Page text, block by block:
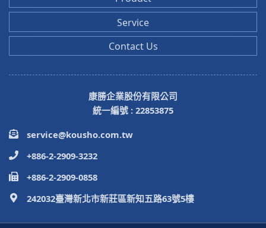
康勝企業股份有限公司
統一編號 : 22853875
service@kousho.com.tw
+886-2-2909-3232
+886-2-2909-0858
242032臺灣新北市新莊區新知五路63號5樓
Service
Contact Us